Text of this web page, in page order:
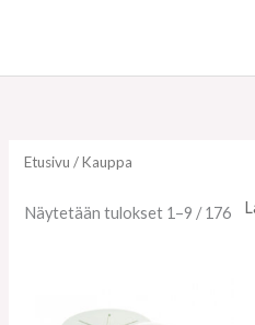
Etusivu / Kauppa
Näytetään tulokset 1–9 / 176